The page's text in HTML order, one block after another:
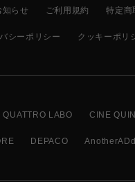
知らせ ご利用規約 特定商
シーポリシー クッキーポリ
QUATTRO LABO CINE
DEPACO